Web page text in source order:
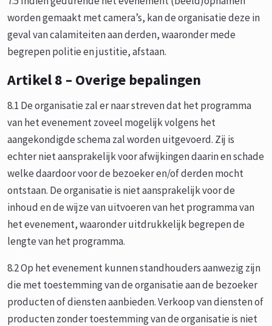
worden gemaakt met camera’s, kan de organisatie deze in
geval van calamiteiten aan derden, waaronder mede
begrepen politie en justitie, afstaan.
Artikel 8 – Overige bepalingen
8.1 De organisatie zal er naar streven dat het programma
van het evenement zoveel mogelijk volgens het
aangekondigde schema zal worden uitgevoerd. Zij is
echter niet aansprakelijk voor afwijkingen daarin en schade
welke daardoor voor de bezoeker en/of derden mocht
ontstaan. De organisatie is niet aansprakelijk voor de
inhoud en de wijze van uitvoeren van het programma van
het evenement, waaronder uitdrukkelijk begrepen de
lengte van het programma.
8.2 Op het evenement kunnen standhouders aanwezig zijn
die met toestemming van de organisatie aan de bezoeker
producten of diensten aanbieden. Verkoop van diensten of
producten zonder toestemming van de organisatie is niet